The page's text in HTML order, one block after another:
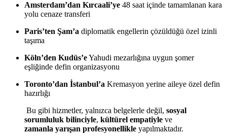
Amsterdam’dan Kırcaali’ye 48 saat içinde tamamlanan kara
yolu cenaze transferi
Paris’ten Şam’a diplomatik engellerin çözüldüğü özel izinli
taşıma
Köln’den Kudüs’eYahudi mezarlığına uygun şomer
eşliğinde defin organizasyonu
Toronto’dan İstanbul’a Kremasyon yerine aileye özel defin
hazırlığı
Bu gibi hizmetler, yalnızca belgelerle değil, sosyal
sorumluluk bilinciyle, kültürel empatiyle ve
zamanla yarışan profesyonellikle yapılmaktadır.